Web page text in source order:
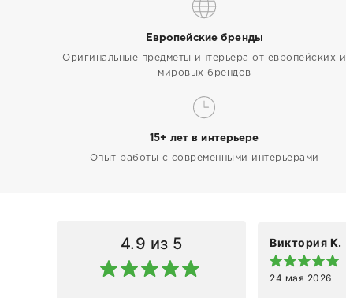
Европейские бренды
Оригинальные предметы интерьера от европейских и
мировых брендов
15+ лет в интерьере
Опыт работы с современными интерьерами
4.9 из 5 Виктория К.
24 мая 2026